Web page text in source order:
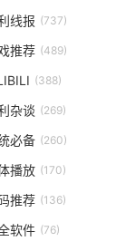
线报 (737)
推荐 (489)
(388)
杂谈 (269)
必备 (260)
播放 (170)
推荐 (136)
软件 (76)